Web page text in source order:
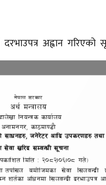
अह्वान गरिएको